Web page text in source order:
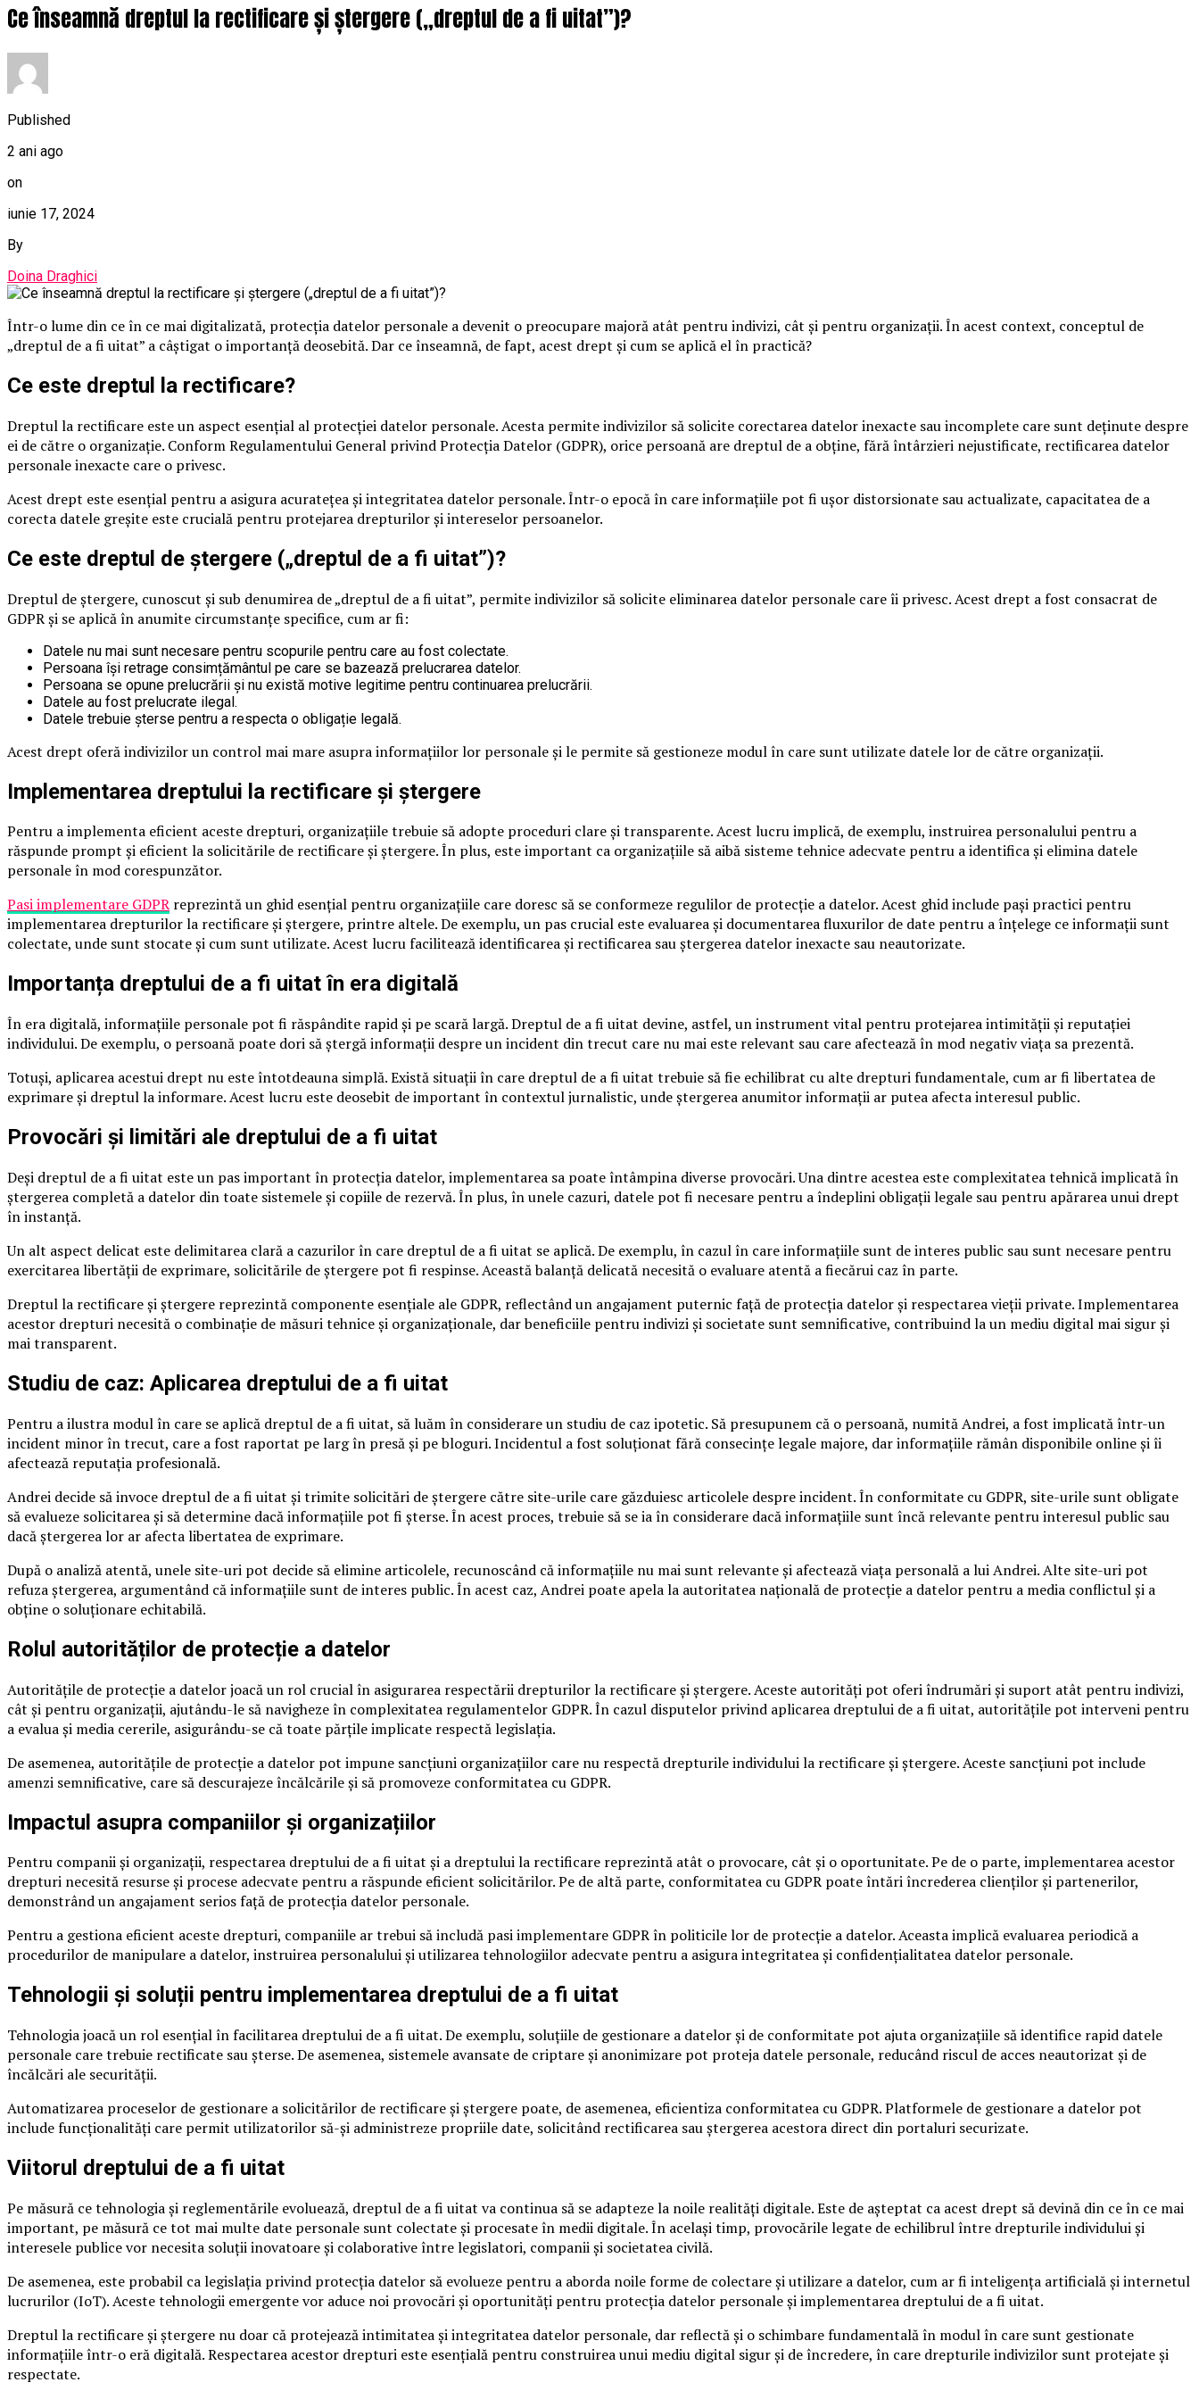
Ce înseamnă dreptul la rectificare și ștergere („dreptul de a fi uitat”)?
Published
2 ani ago
on
iunie 17, 2024
By
Doina Draghici
Într-o lume din ce în ce mai digitalizată, protecția datelor personale a devenit o preocupare majoră atât pentru indivizi, cât și pentru organizații. În acest context, conceptul de
„dreptul de a fi uitat” a câștigat o importanță deosebită. Dar ce înseamnă, de fapt, acest drept și cum se aplică el în practică?
Ce este dreptul la rectificare?
Dreptul la rectificare este un aspect esențial al protecției datelor personale. Acesta permite indivizilor să solicite corectarea datelor inexacte sau incomplete care sunt deținute despre
ei de către o organizație. Conform Regulamentului General privind Protecția Datelor (GDPR), orice persoană are dreptul de a obține, fără întârzieri nejustificate, rectificarea datelor
personale inexacte care o privesc.
Acest drept este esențial pentru a asigura acuratețea și integritatea datelor personale. Într-o epocă în care informațiile pot fi ușor distorsionate sau actualizate, capacitatea de a
corecta datele greșite este crucială pentru protejarea drepturilor și intereselor persoanelor.
Ce este dreptul de ștergere („dreptul de a fi uitat”)?
Dreptul de ștergere, cunoscut și sub denumirea de „dreptul de a fi uitat”, permite indivizilor să solicite eliminarea datelor personale care îi privesc. Acest drept a fost consacrat de
GDPR și se aplică în anumite circumstanțe specifice, cum ar fi:
Datele nu mai sunt necesare pentru scopurile pentru care au fost colectate.
Persoana își retrage consimțământul pe care se bazează prelucrarea datelor.
Persoana se opune prelucrării și nu există motive legitime pentru continuarea prelucrării.
Datele au fost prelucrate ilegal.
Datele trebuie șterse pentru a respecta o obligație legală.
Acest drept oferă indivizilor un control mai mare asupra informațiilor lor personale și le permite să gestioneze modul în care sunt utilizate datele lor de către organizații.
Implementarea dreptului la rectificare și ștergere
Pentru a implementa eficient aceste drepturi, organizațiile trebuie să adopte proceduri clare și transparente. Acest lucru implică, de exemplu, instruirea personalului pentru a
răspunde prompt și eficient la solicitările de rectificare și ștergere. În plus, este important ca organizațiile să aibă sisteme tehnice adecvate pentru a identifica și elimina datele
personale în mod corespunzător.
Pasi implementare GDPR reprezintă un ghid esențial pentru organizațiile care doresc să se conformeze regulilor de protecție a datelor. Acest ghid include pași practici pentru
implementarea drepturilor la rectificare și ștergere, printre altele. De exemplu, un pas crucial este evaluarea și documentarea fluxurilor de date pentru a înțelege ce informații sunt
colectate, unde sunt stocate și cum sunt utilizate. Acest lucru facilitează identificarea și rectificarea sau ștergerea datelor inexacte sau neautorizate.
Importanța dreptului de a fi uitat în era digitală
În era digitală, informațiile personale pot fi răspândite rapid și pe scară largă. Dreptul de a fi uitat devine, astfel, un instrument vital pentru protejarea intimității și reputației
individului. De exemplu, o persoană poate dori să ștergă informații despre un incident din trecut care nu mai este relevant sau care afectează în mod negativ viața sa prezentă.
Totuși, aplicarea acestui drept nu este întotdeauna simplă. Există situații în care dreptul de a fi uitat trebuie să fie echilibrat cu alte drepturi fundamentale, cum ar fi libertatea de
exprimare și dreptul la informare. Acest lucru este deosebit de important în contextul jurnalistic, unde ștergerea anumitor informații ar putea afecta interesul public.
Provocări și limitări ale dreptului de a fi uitat
Deși dreptul de a fi uitat este un pas important în protecția datelor, implementarea sa poate întâmpina diverse provocări. Una dintre acestea este complexitatea tehnică implicată în
ștergerea completă a datelor din toate sistemele și copiile de rezervă. În plus, în unele cazuri, datele pot fi necesare pentru a îndeplini obligații legale sau pentru apărarea unui drept
în instanță.
Un alt aspect delicat este delimitarea clară a cazurilor în care dreptul de a fi uitat se aplică. De exemplu, în cazul în care informațiile sunt de interes public sau sunt necesare pentru
exercitarea libertății de exprimare, solicitările de ștergere pot fi respinse. Această balanță delicată necesită o evaluare atentă a fiecărui caz în parte.
Dreptul la rectificare și ștergere reprezintă componente esențiale ale GDPR, reflectând un angajament puternic față de protecția datelor și respectarea vieții private. Implementarea
acestor drepturi necesită o combinație de măsuri tehnice și organizaționale, dar beneficiile pentru indivizi și societate sunt semnificative, contribuind la un mediu digital mai sigur și
mai transparent.
Studiu de caz: Aplicarea dreptului de a fi uitat
Pentru a ilustra modul în care se aplică dreptul de a fi uitat, să luăm în considerare un studiu de caz ipotetic. Să presupunem că o persoană, numită Andrei, a fost implicată într-un
incident minor în trecut, care a fost raportat pe larg în presă și pe bloguri. Incidentul a fost soluționat fără consecințe legale majore, dar informațiile rămân disponibile online și îi
afectează reputația profesională.
Andrei decide să invoce dreptul de a fi uitat și trimite solicitări de ștergere către site-urile care găzduiesc articolele despre incident. În conformitate cu GDPR, site-urile sunt obligate
să evalueze solicitarea și să determine dacă informațiile pot fi șterse. În acest proces, trebuie să se ia în considerare dacă informațiile sunt încă relevante pentru interesul public sau
dacă ștergerea lor ar afecta libertatea de exprimare.
După o analiză atentă, unele site-uri pot decide să elimine articolele, recunoscând că informațiile nu mai sunt relevante și afectează viața personală a lui Andrei. Alte site-uri pot
refuza ștergerea, argumentând că informațiile sunt de interes public. În acest caz, Andrei poate apela la autoritatea națională de protecție a datelor pentru a media conflictul și a
obține o soluționare echitabilă.
Rolul autorităților de protecție a datelor
Autoritățile de protecție a datelor joacă un rol crucial în asigurarea respectării drepturilor la rectificare și ștergere. Aceste autorități pot oferi îndrumări și suport atât pentru indivizi,
cât și pentru organizații, ajutându-le să navigheze în complexitatea regulamentelor GDPR. În cazul disputelor privind aplicarea dreptului de a fi uitat, autoritățile pot interveni pentru
a evalua și media cererile, asigurându-se că toate părțile implicate respectă legislația.
De asemenea, autoritățile de protecție a datelor pot impune sancțiuni organizațiilor care nu respectă drepturile individului la rectificare și ștergere. Aceste sancțiuni pot include
amenzi semnificative, care să descurajeze încălcările și să promoveze conformitatea cu GDPR.
Impactul asupra companiilor și organizațiilor
Pentru companii și organizații, respectarea dreptului de a fi uitat și a dreptului la rectificare reprezintă atât o provocare, cât și o oportunitate. Pe de o parte, implementarea acestor
drepturi necesită resurse și procese adecvate pentru a răspunde eficient solicitărilor. Pe de altă parte, conformitatea cu GDPR poate întări încrederea clienților și partenerilor,
demonstrând un angajament serios față de protecția datelor personale.
Pentru a gestiona eficient aceste drepturi, companiile ar trebui să includă pasi implementare GDPR în politicile lor de protecție a datelor. Aceasta implică evaluarea periodică a
procedurilor de manipulare a datelor, instruirea personalului și utilizarea tehnologiilor adecvate pentru a asigura integritatea și confidențialitatea datelor personale.
Tehnologii și soluții pentru implementarea dreptului de a fi uitat
Tehnologia joacă un rol esențial în facilitarea dreptului de a fi uitat. De exemplu, soluțiile de gestionare a datelor și de conformitate pot ajuta organizațiile să identifice rapid datele
personale care trebuie rectificate sau șterse. De asemenea, sistemele avansate de criptare și anonimizare pot proteja datele personale, reducând riscul de acces neautorizat și de
încălcări ale securității.
Automatizarea proceselor de gestionare a solicitărilor de rectificare și ștergere poate, de asemenea, eficientiza conformitatea cu GDPR. Platformele de gestionare a datelor pot
include funcționalități care permit utilizatorilor să-și administreze propriile date, solicitând rectificarea sau ștergerea acestora direct din portaluri securizate.
Viitorul dreptului de a fi uitat
Pe măsură ce tehnologia și reglementările evoluează, dreptul de a fi uitat va continua să se adapteze la noile realități digitale. Este de așteptat ca acest drept să devină din ce în ce mai
important, pe măsură ce tot mai multe date personale sunt colectate și procesate în medii digitale. În același timp, provocările legate de echilibrul între drepturile individului și
interesele publice vor necesita soluții inovatoare și colaborative între legislatori, companii și societatea civilă.
De asemenea, este probabil ca legislația privind protecția datelor să evolueze pentru a aborda noile forme de colectare și utilizare a datelor, cum ar fi inteligența artificială și internetul
lucrurilor (IoT). Aceste tehnologii emergente vor aduce noi provocări și oportunități pentru protecția datelor personale și implementarea dreptului de a fi uitat.
Dreptul la rectificare și ștergere nu doar că protejează intimitatea și integritatea datelor personale, dar reflectă și o schimbare fundamentală în modul în care sunt gestionate
informațiile într-o eră digitală. Respectarea acestor drepturi este esențială pentru construirea unui mediu digital sigur și de încredere, în care drepturile indivizilor sunt protejate și
respectate.